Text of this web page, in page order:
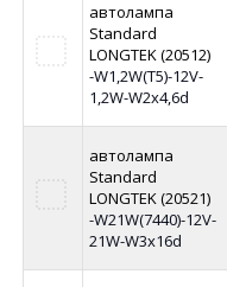
автолампа
Standard
LONGTEK (20512)
-W1,2W(T5)-12V-
1,2W-W2x4,6d
автолампа
Standard
LONGTEK (20521)
-W21W(7440)-12V-
21W-W3x16d